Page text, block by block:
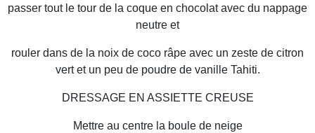
passer tout le tour de la coque en chocolat avec du nappage
neutre et
rouler dans de la noix de coco râpe avec un zeste de citron
vert et un peu de poudre de vanille Tahiti.
DRESSAGE EN ASSIETTE CREUSE
Mettre au centre la boule de neige